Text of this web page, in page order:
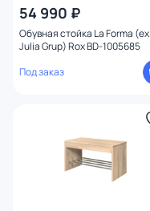
54 990 ₽
Обувная стойка La Forma (ex
Julia Grup) Rox BD-1005685
Под заказ